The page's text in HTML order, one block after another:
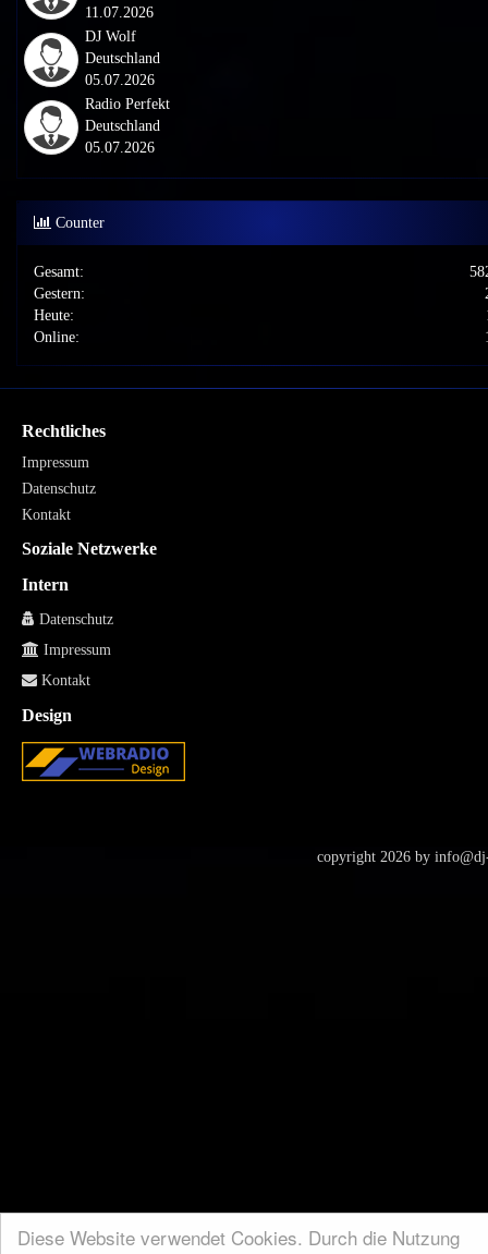
Diese Website verwendet Cookies. Durch die Nutzung
11.07.2026
DJ Wolf
Deutschland
05.07.2026
Radio Perfekt
Deutschland
05.07.2026
Counter
Gesamt:
Gestern:
Heute:
Online:
Rechtliches
Impressum
Datenschutz
Kontakt
Soziale Netzwerke
Intern
Datenschutz
Impressum
Kontakt
Design
copyright 2026 by